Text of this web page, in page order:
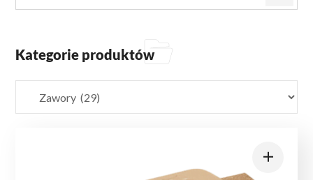
Kategorie produktów